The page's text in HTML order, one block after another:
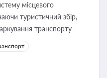
місцевого
туристичний збір,
плату за земельні ділянки, за паркування транспорту